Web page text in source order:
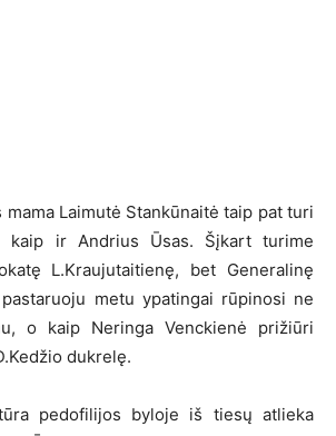
mama Laimutė Stankūnaitė taip pat turi
kaip ir Andrius Ūsas. Šįkart turime
L.Kraujutaitienę, bet Generalinę
metu ypatingai rūpinosi ne
o kaip Neringa Venckienė prižiūri
dukrelę.
pedofilijos byloje iš tiesų atlieka